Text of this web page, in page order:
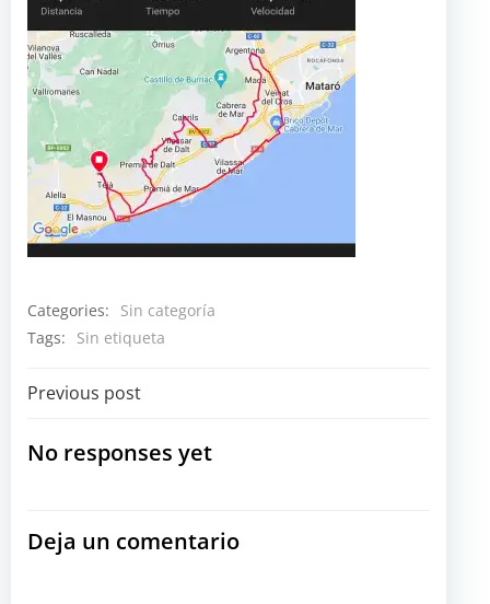
Categories:
Sin categoría
Tags:
Sin etiqueta
Navegación
por
entradas
Previous post
No responses yet
Deja un comentario